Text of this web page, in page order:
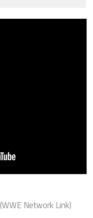
(WWE Network Link)